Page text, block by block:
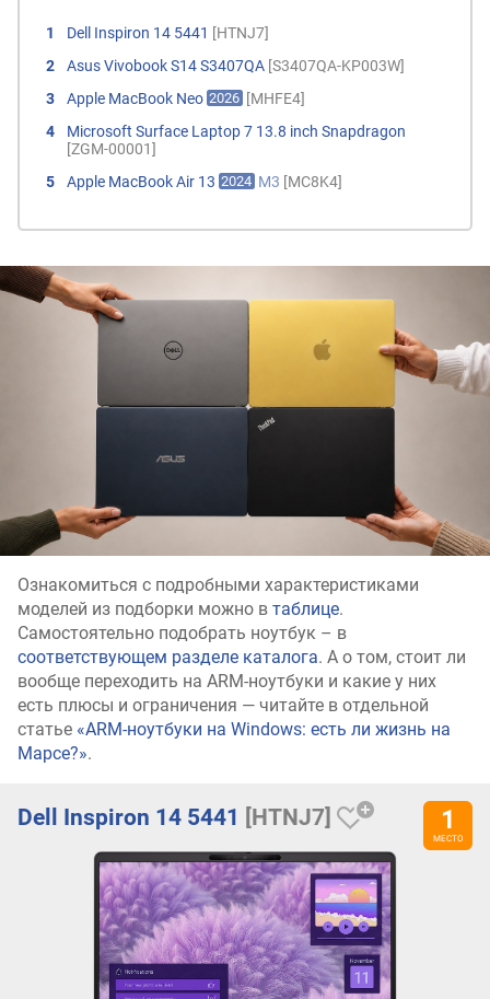
Dell Inspiron 14 5441 [HTNJ7]
Asus Vivobook S14 S3407QA [S3407QA-KP003W]
Apple MacBook Neo 2026 [MHFE4]
Microsoft Surface Laptop 7 13.8 inch Snapdragon
[ZGM-00001]
Apple MacBook Air 13 2024 M3 [MC8K4]
Ознакомиться с подробными характеристиками
моделей из подборки можно в таблице.
Самостоятельно подобрать ноутбук – в
соответствующем разделе каталога. А о том, стоит ли
вообще переходить на ARM-ноутбуки и какие у них
есть плюсы и ограничения — читайте в отдельной
статье «ARM-ноутбуки на Windows: есть ли жизнь на
Марсе?».
Dell Inspiron 14 5441 [HTNJ7]